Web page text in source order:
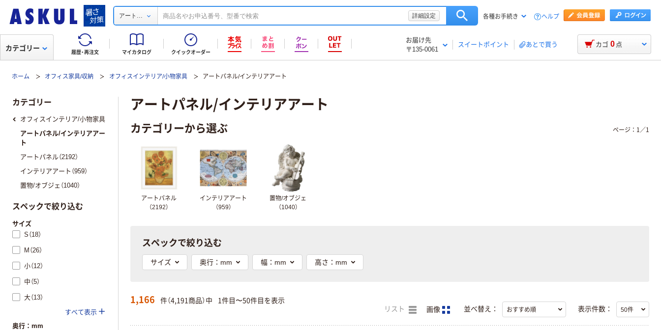
アート ... 詳細設定 各種お手続き ヘルプ
履歴・再注文 マイカタログ クイックオーダー
お届け先
〒135-0061
スイートポイント あとで買う
カテゴリー カゴ 0 点
ホーム オフィス家具/収納 オフィスインテリア/小物家具 アートパネル/インテリアアート
アートパネル/インテリアアート
カテゴリーから選ぶ
アートパネル
（2192）
インテリアアート
（959）
置物/オブジェ
（1040）
ページ： 1 ／1
スペックで絞り込む
サイズ 奥行：mm 幅：mm 高さ：mm
1,166 件（4,191商品）中 1件目〜50件目を表示
リスト 画像 並べ替え： 表示件数：
カテゴリー
オフィスインテリア/小物家具
アートパネル/インテリアアー
ト
アートパネル（2192）
インテリアアート（959）
置物/オブジェ（1040）
スペックで絞り込む
サイズ
S（18）
M（26）
小（12）
中（5）
大（13）
すべて表示
奥行：mm